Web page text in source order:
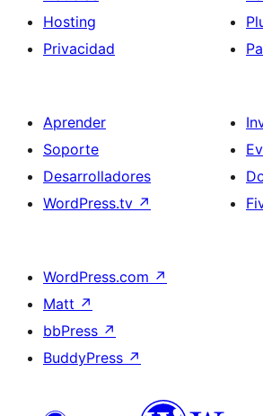
Hosting
Privacidad
Aprender
Soporte
Desarrolladores
WordPress.tv ↗
WordPress.com ↗
Matt ↗
bbPress ↗
BuddyPress ↗